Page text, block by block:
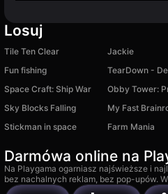
Losuj
Tile Ten Clear Jackie
Fun fishing
Space Craft: Ship War
Obby Tower:
Sky Blocks Falling
My Fast
Stickman in space
Farm Mania
Darmówa online na
Na Playgama ogarniasz najświeższe i
bez nachalnych reklam, bez pop-upów.